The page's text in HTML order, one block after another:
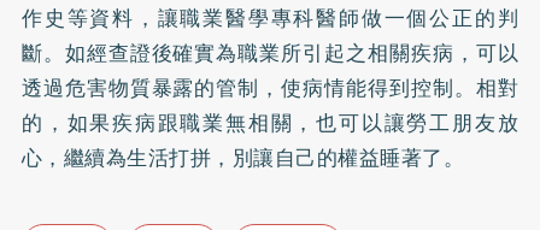
作史等資料，讓職業醫學專科醫師做一個公正的判
斷。如經查證後確實為職業所引起之相關疾病，可以
透過危害物質暴露的管制，使病情能得到控制。相對
的，如果疾病跟職業無相關，也可以讓勞工朋友放
心，繼續為生活打拼，別讓自己的權益睡著了。